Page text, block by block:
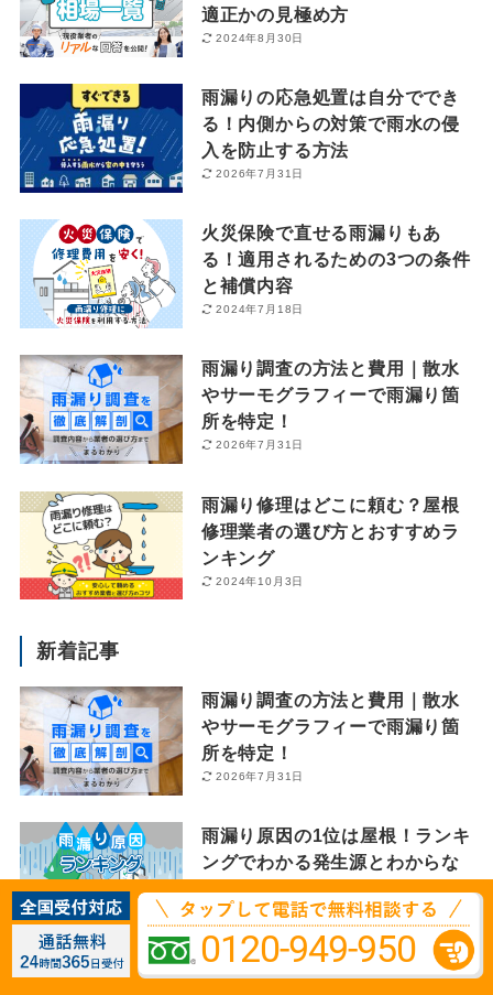
適正かの見極め方
2024年8月30日
雨漏りの応急処置は自分ででき
る！内側からの対策で雨水の侵
入を防止する方法
2026年7月31日
火災保険で直せる雨漏りもあ
る！適用されるための3つの条件
と補償内容
2024年7月18日
雨漏り調査の方法と費用｜散水
やサーモグラフィーで雨漏り箇
所を特定！
2026年7月31日
雨漏り修理はどこに頼む？屋根
修理業者の選び方とおすすめラ
ンキング
2024年10月3日
新着記事
雨漏り調査の方法と費用｜散水
やサーモグラフィーで雨漏り箇
所を特定！
2026年7月31日
雨漏り原因の1位は屋根！ランキ
ングでわかる発生源とわからな
いケース
2026年7月31日
雨漏り修理の費用相場｜事例で
0120-949-950